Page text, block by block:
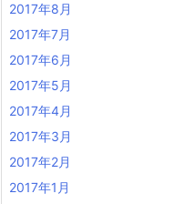
2017年8月
2017年7月
2017年6月
2017年5月
2017年4月
2017年3月
2017年2月
2017年1月